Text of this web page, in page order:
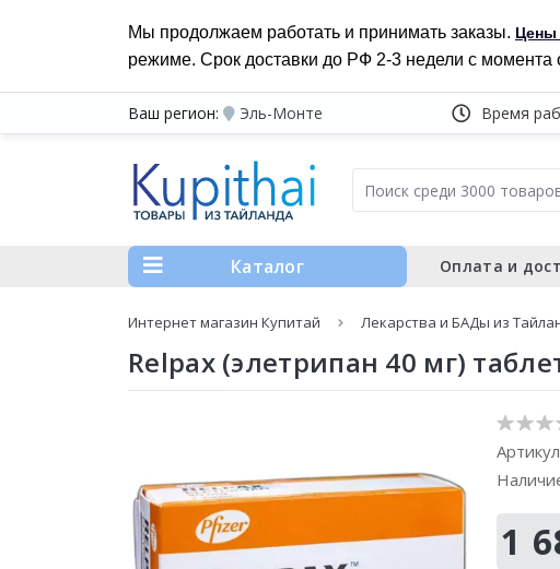
Мы продолжаем работать и принимать заказы. Цены
режиме. Срок доставки до РФ 2-3 недели с момента
Ваш регион: Эль-Монте Время
Каталог Оплата и
Интернет магазин Купитай Лекарства и БАДы из
Relpax (элетрипан 40 мг)
1